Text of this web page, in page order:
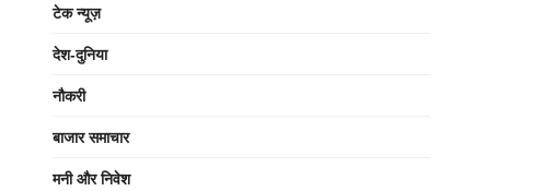
टेक न्यूज़
देश-दुनिया
नौकरी
बाजार समाचार
मनी और निवेश